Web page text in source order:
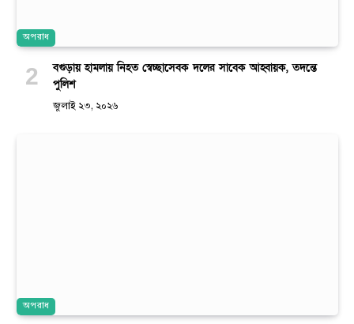
অপরাধ
বগুড়ায় হামলায় নিহত স্বেচ্ছাসেবক দলের সাবেক আহ্বায়ক, তদন্তে
পুলিশ
জুলাই ২৩, ২০২৬
অপরাধ